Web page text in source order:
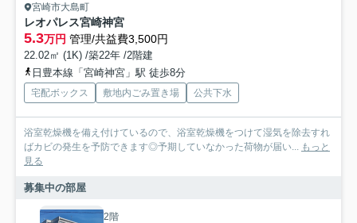
宮崎市大島町
レオパレス宮崎神宮
5.3万円 管理/共益費3,500円
22.02㎡ (1K) /築22年 /2階建
日豊本線「宮崎神宮」駅 徒歩8分
宅配ボックス 敷地内ごみ置き場 公共下水
浴室乾燥機を備え付けているので、浴室乾燥機をつけて湿気を除去すれ
ばカビの発生を予防できます◎予期していなかった荷物が届い...
もっと
見る
募集中の部屋
2階